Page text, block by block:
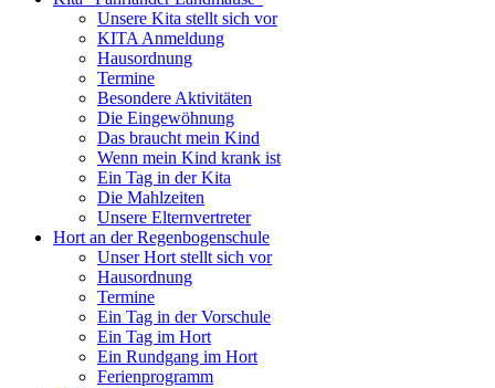
Unsere Kita stellt sich vor
KITA Anmeldung
Hausordnung
Termine
Besondere Aktivitäten
Die Eingewöhnung
Das braucht mein Kind
Wenn mein Kind krank ist
Ein Tag in der Kita
Die Mahlzeiten
Unsere Elternvertreter
Hort an der Regenbogenschule
Unser Hort stellt sich vor
Hausordnung
Termine
Ein Tag in der Vorschule
Ein Tag im Hort
Ein Rundgang im Hort
Ferienprogramm